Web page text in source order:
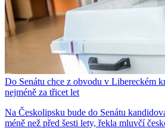
Do Senátu chce z obvodu v Libereckém
nejméně za třicet let
Na Českolipsku bude do Senátu
méně než před šesti lety, řekla mluvčí